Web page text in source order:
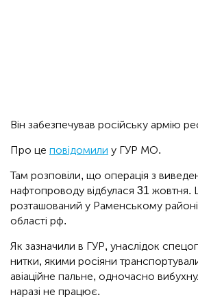
Він забезпечував російську армію
Про це повідомили у ГУР МО.
Там розповіли, що операція з
нафтопроводу відбулася 31 жовтня.
розташований у Раменському
області рф.
Як зазначили в ГУР, унаслідок
нитки, якими росіяни
авіаційне пальне, одночасно
наразі не працює.